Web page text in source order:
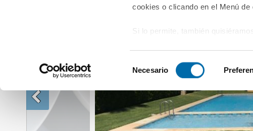
cookies o clicando en el Menú de
Si lo permite, también quisiéramos:
Identificar su dispositivo
Obtenga más información sobre
preferencias en lasección de
en la Declaración de cookies.
e
c
c
Necesario